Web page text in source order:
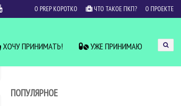
О PREP КОРОТКО ЧТО ТАКОЕ ПКП? О ПРОЕКТЕ
ХОЧУ ПРИНИМАТЬ! УЖЕ ПРИНИМАЮ
ПОПУЛЯРНОЕ